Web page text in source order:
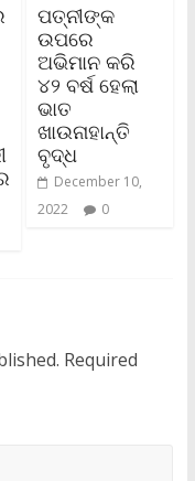
ପତ୍ନୀଙ୍କ
ଉପରେ
ଅଭିମାନ କରି
୪୨ ବର୍ଷ ହେଲା
ଭାତ
ଖାଉନାହାନ୍ତି
ବୃଦ୍ଧ
December 10,
2022
0
Required